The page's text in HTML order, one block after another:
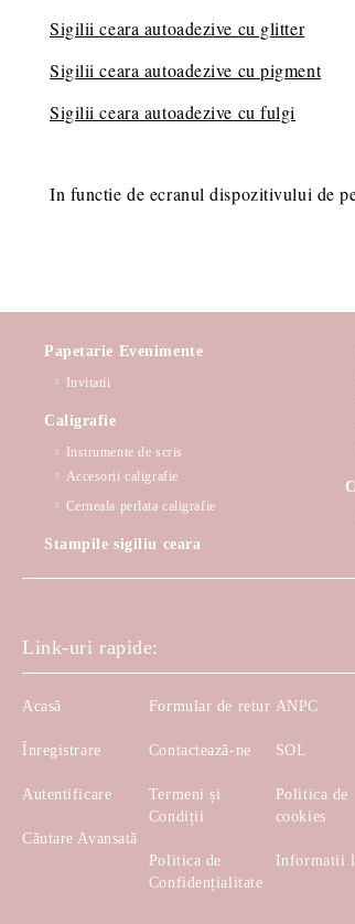
Sigilii ceara autoadezive cu glitter
Sigilii ceara autoadezive cu pigment
Sigilii ceara autoadezive cu fulgi
In functie de ecranul dispozitivului de
Papetarie Evenimente
Invitatii
Caligrafie
Instrumente de scris
Accesorii caligrafie
Cerneala perlata caligrafie
Stampile sigiliu ceara
Link-uri rapide:
Acasă
Înregistrare
Autentificare
Căutare Avansată
Formular de retur
Contactează-ne
Termeni și
Condiții
Politica de
Confidențialitate
ANPC
SOL
Politica de
cookies
Informatii